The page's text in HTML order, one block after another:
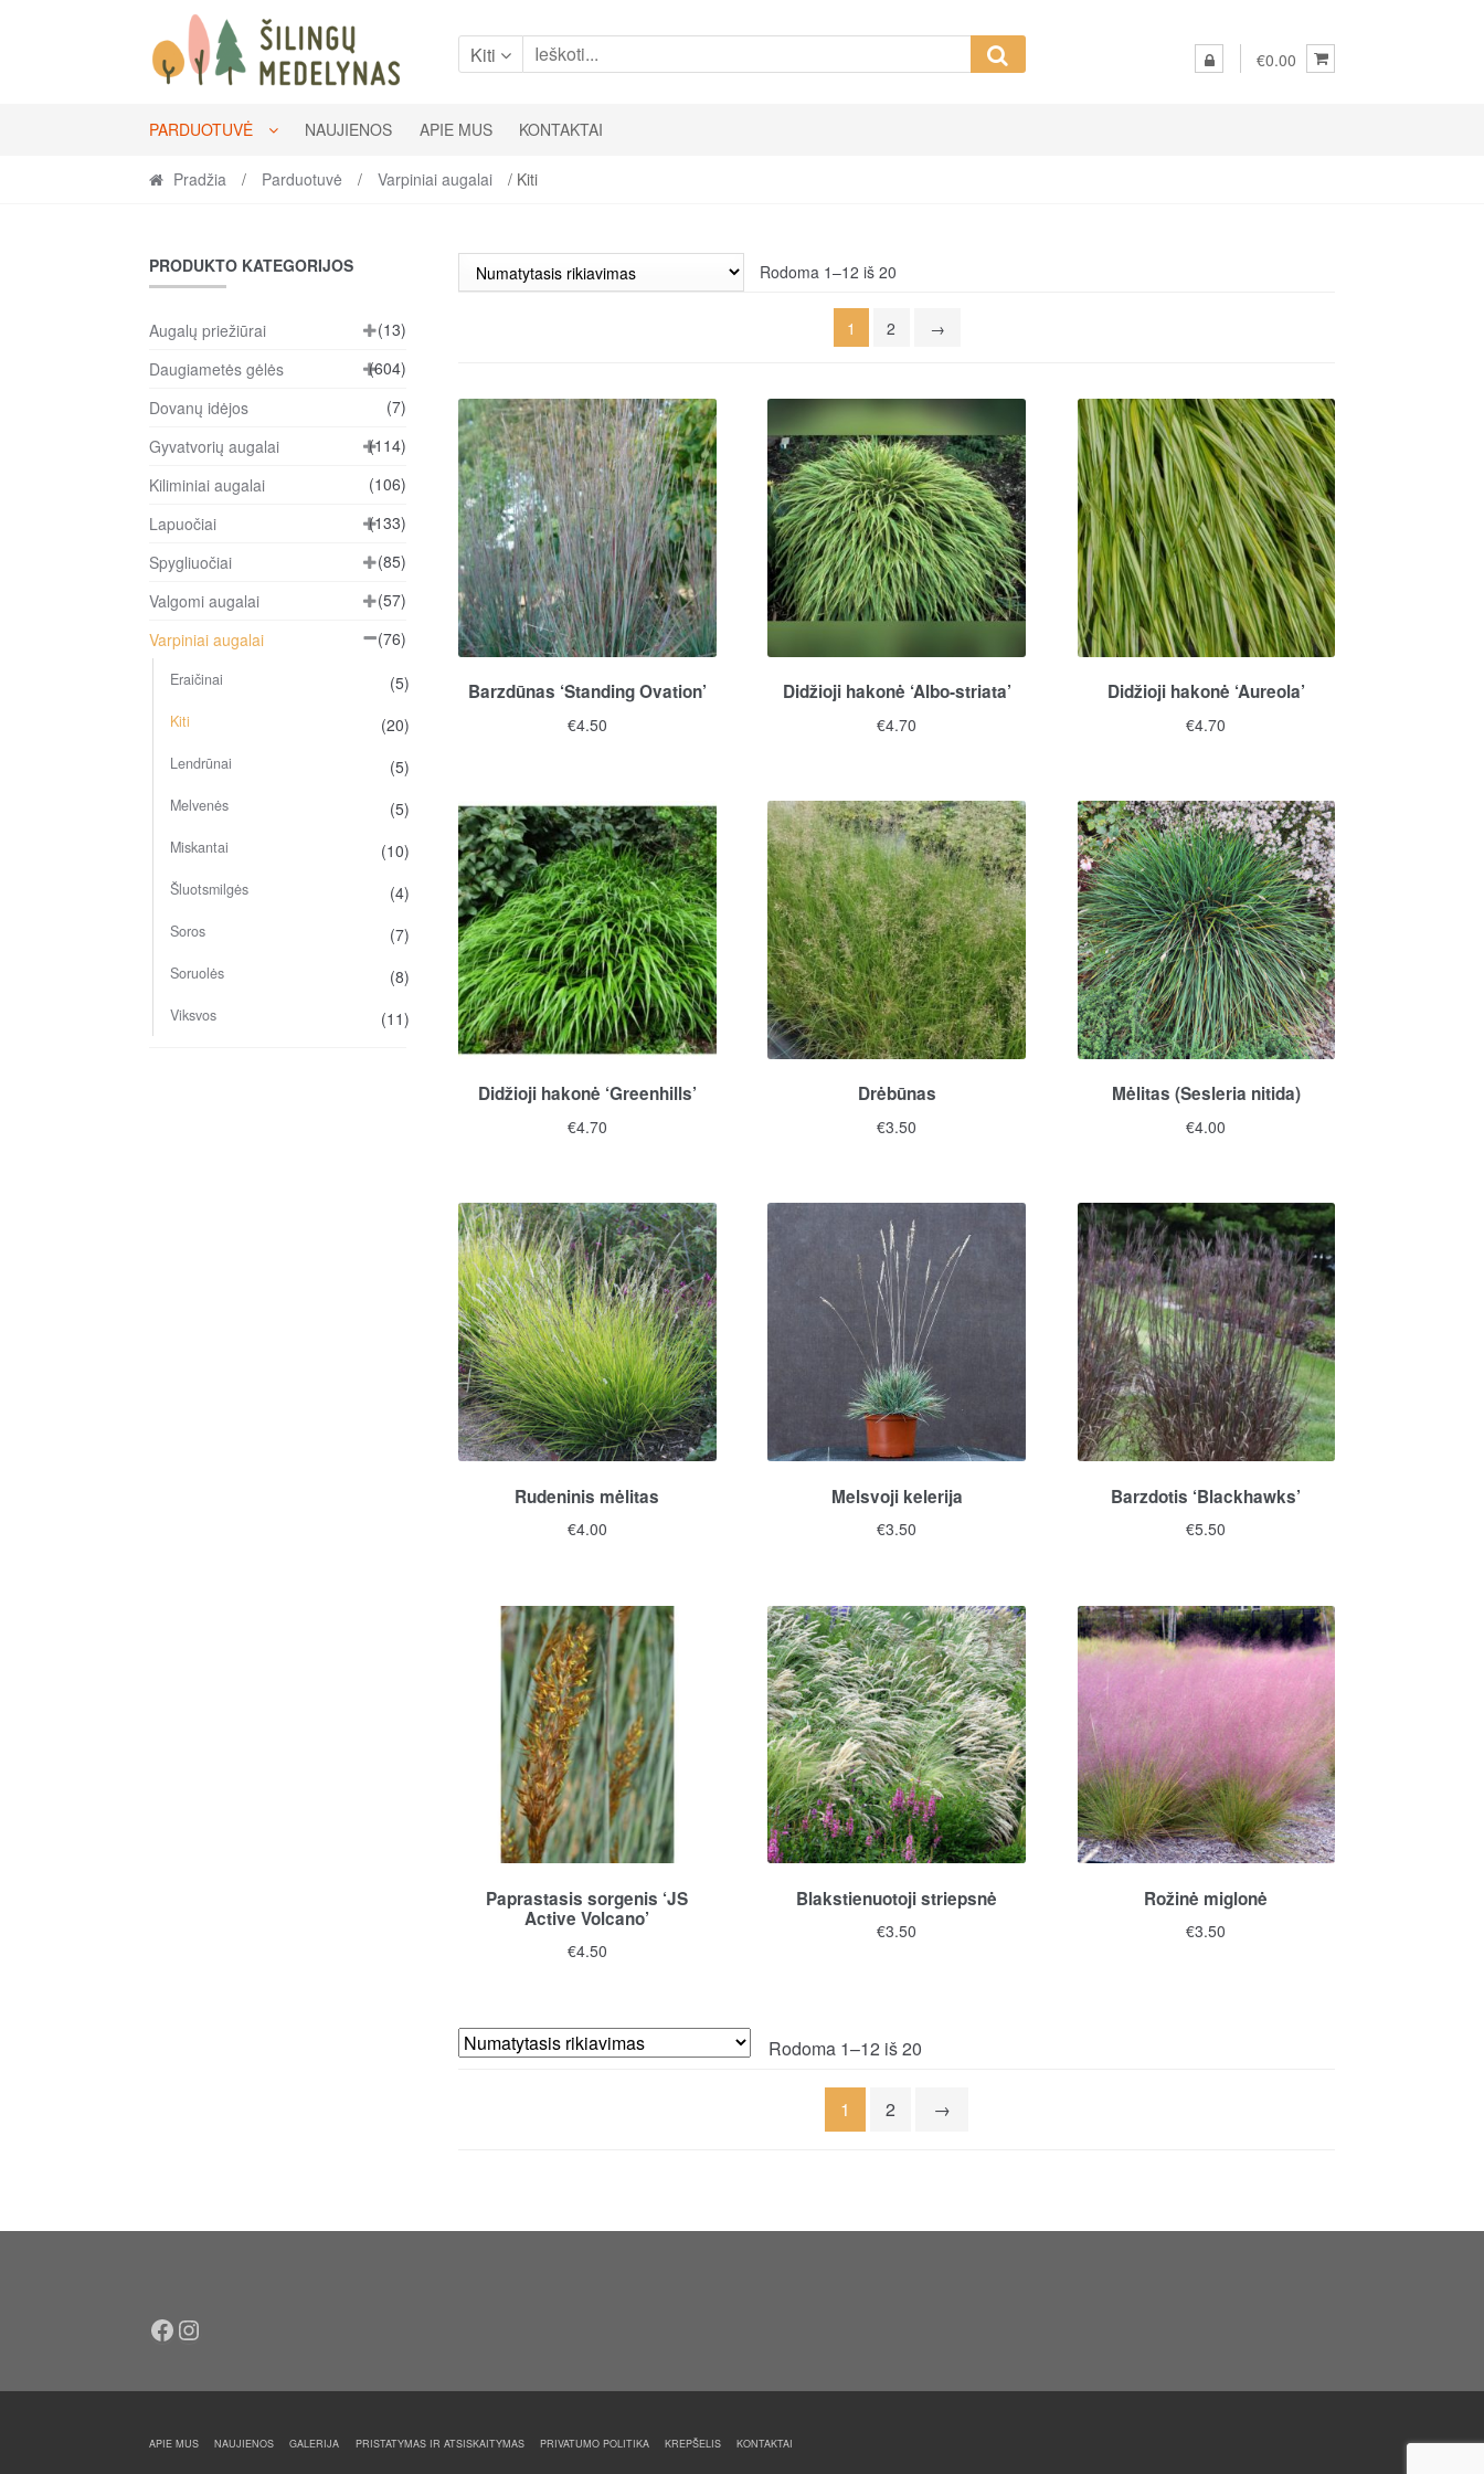
to
navigation
to
content
Kiti €0.00
PARDUOTUVĖ NAUJIENOS APIE MUS KONTAKTAI
Pradžia / Parduotuvė / Varpiniai augalai / Kiti
Rodoma 1–12 iš 20
1 2 →
Barzdūnas ‘Standing Ovation’
€4.50
Didžioji hakonė ‘Albo-striata’
€4.70
Didžioji hakonė ‘Aureola’
€4.70
Didžioji hakonė ‘Greenhills’
€4.70
Drėbūnas
€3.50
Mėlitas (Sesleria nitida)
€4.00
Rudeninis mėlitas
€4.00
Melsvoji kelerija
€3.50
Barzdotis ‘Blackhawks’
€5.50
Paprastasis sorgenis ‘JS
Active Volcano’
€4.50
Blakstienuotoji striepsnė
€3.50
Rožinė miglonė
€3.50
Rodoma 1–12 iš 20
1 2 →
PRODUKTO KATEGORIJOS
Augalų priežiūrai
(13)
Daugiametės gėlės
(604)
Dovanų idėjos
(7)
Gyvatvorių augalai
(114)
Kiliminiai augalai
(106)
Lapuočiai
(133)
Spygliuočiai
(85)
Valgomi augalai
(57)
Varpiniai augalai
(76)
Eraičinai (5)
Kiti (20)
Lendrūnai (5)
Melvenės (5)
Miskantai (10)
Šluotsmilgės (4)
Soros (7)
Soruolės (8)
Viksvos (11)
Facebook
Instagram
APIE MUS NAUJIENOS GALERIJA PRISTATYMAS IR ATSISKAITYMAS PRIVATUMO POLITIKA KREPŠELIS KONTAKTAI